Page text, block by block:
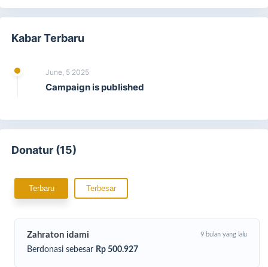
Kabar Terbaru
June, 5 2025
Campaign is published
Donatur (15)
Terbaru Terbesar
Zahraton idami 9 bulan yang lalu
Berdonasi sebesar Rp 500.927